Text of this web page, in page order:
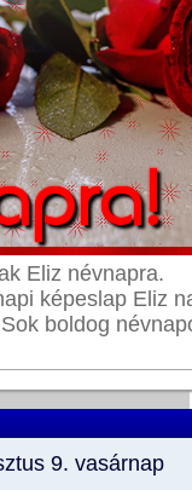
Eliz névnapra.
képeslap Eliz
boldog
9. vasárnap